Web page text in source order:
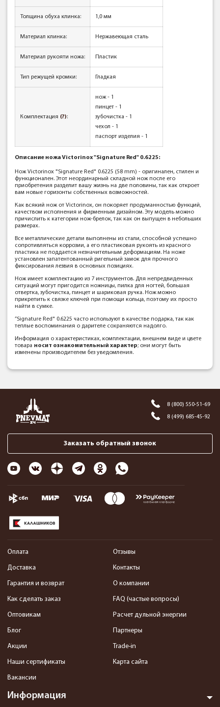
Толщина обуха клинка: 1,0 мм
Материал клинка: Нержавеющая сталь
Материал рукояти ножа: Пластик
Тип режущей кромки: Гладкая
Комплектация (?):
нож - 1
пинцет - 1
зубочистка - 1
чехол - 1
паспорт изделия - 1
Описание ножа Victorinox"Signature Red" 0.6225:
Нож Victorinox "Signature Red" 0.6225 (58 mm) - оригинален, стилен и
функционален. Этот неординарный складной нож после его
приобретения разделит вашу жизнь на две половины, так как откроет
вам новые горизонты собственных возможностей.
Как всякий нож от Victorinox, он покоряет продуманностью функций,
качеством исполнения и фирменным дизайном. Эту модель можно
причислить к категории нож-брелок, так как он выпущен в небольших
размерах.
Все металлические детали выполнены из стали, способной успешно
сопротивляться коррозии, а его пластиковая рукоять из красного
пластика не поддается незначительным деформациям. На ноже
установлен запатентованный ригельный замок для прочного
фиксирования лезвия в основных позициях.
Нож имеет комплектацию из 7 инструментов. Для непредвиденных
ситуаций могут пригодится ножницы, пилка для ногтей, большая
отвертка, зубочистка, пинцет и шариковая ручка. Нож можно
прикрепить к связке ключей при помощи кольца, поэтому их просто
найти в сумке.
“Signature Red" 0.6225 часто используют в качестве подарка, так как
теплые воспоминания о дарителе сохраняются надолго.
Информация о характеристиках, комплектации, внешнем виде и цвете
товара носит ознакомительный характер; они могут быть
изменены производителем без уведомления.
8 (800) 550-51-69
8 (499) 685-45-92
Заказать обратный звонок
Информация
Оплата
Доставка
Гарантия и возврат
Как сделать заказ
Оптовикам
Блог
Акции
Наши сертификаты
Вакансии
Отзывы
Контакты
О компании
FAQ (частые вопросы)
Расчет дульной энергии
Партнеры
Trade-in
Карта сайта